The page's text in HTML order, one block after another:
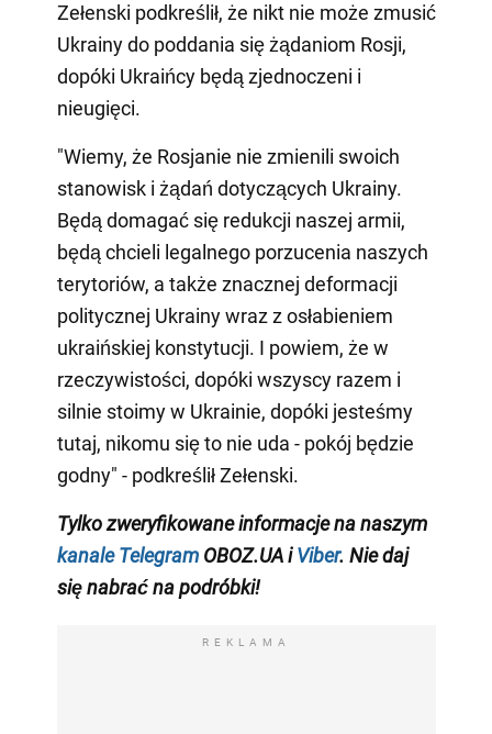
Zełenski podkreślił, że nikt nie może zmusić
Ukrainy do poddania się żądaniom Rosji,
dopóki Ukraińcy będą zjednoczeni i
nieugięci.
"Wiemy, że Rosjanie nie zmienili swoich
stanowisk i żądań dotyczących Ukrainy.
Będą domagać się redukcji naszej armii,
będą chcieli legalnego porzucenia naszych
terytoriów, a także znacznej deformacji
politycznej Ukrainy wraz z osłabieniem
ukraińskiej konstytucji. I powiem, że w
rzeczywistości, dopóki wszyscy razem i
silnie stoimy w Ukrainie, dopóki jesteśmy
tutaj, nikomu się to nie uda - pokój będzie
godny" - podkreślił Zełenski.
Tylko zweryfikowane informacje na naszym
kanale TelegramOBOZ.UA iViber. Nie daj
się nabrać na podróbki!
REKLAMA